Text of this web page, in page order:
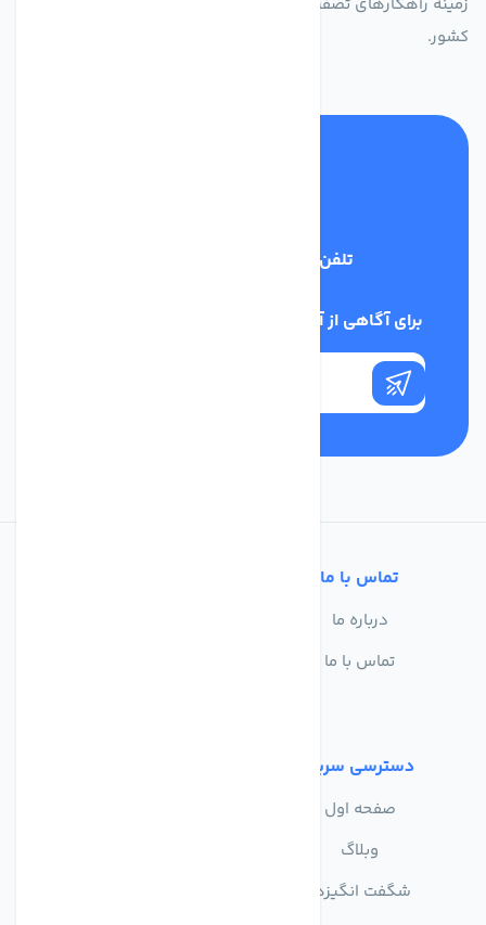
کشور.
تلفن پشتیبانی
برای آگاهی از آخرین اخبار در خبرنامه ما عضو شوید
تماس با ما
درباره ما
تماس با ما
دسترسی سریع
صفحه اول
وبلاگ
شگفت انگیزها